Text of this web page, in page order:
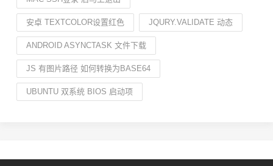
安卓 TEXTCOLOR设置红色 JQURY.VALIDATE 动态
ANDROID ASYNCTASK 文件下载
JS 有图片路径 如何转换为BASE64
UBUNTU 双系统 BIOS 启动项